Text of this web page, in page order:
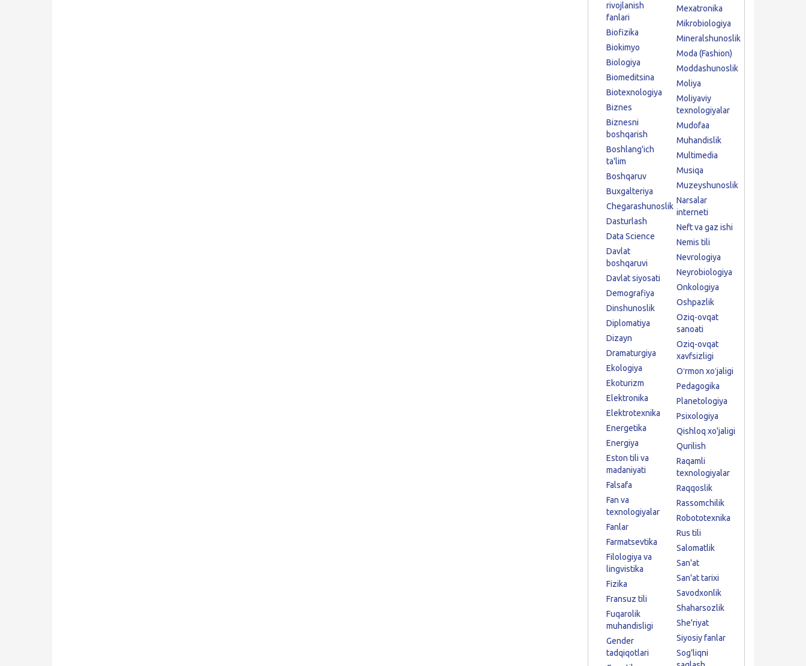
rivojlanish
fanlari
Biofizika
Biokimyo
Biologiya
Biomeditsina
Biotexnologiya
Biznes
Biznesni
boshqarish
Boshlang'ich
ta'lim
Boshqaruv
Buxgalteriya
Chegarashunoslik
Dasturlash
Data Science
Davlat
boshqaruvi
Davlat siyosati
Demografiya
Dinshunoslik
Diplomatiya
Dizayn
Dramaturgiya
Ekologiya
Ekoturizm
Elektronika
Elektrotexnika
Energetika
Energiya
Eston tili va
madaniyati
Falsafa
Fan va
texnologiyalar
Fanlar
Farmatsevtika
Filologiya va
lingvistika
Fizika
Fransuz tili
Fuqarolik
muhandisligi
Gender
tadqiqotlari
Mexatronika
Mikrobiologiya
Mineralshunoslik
Moda (Fashion)
Moddashunoslik
Moliya
Moliyaviy
texnologiyalar
Mudofaa
Muhandislik
Multimedia
Musiqa
Muzeyshunoslik
Narsalar
interneti
Neft va gaz ishi
Nemis tili
Nevrologiya
Neyrobiologiya
Onkologiya
Oshpazlik
Oziq-ovqat
sanoati
Oziq-ovqat
xavfsizligi
Oʻrmon xoʻjaligi
Pedagogika
Planetologiya
Psixologiya
Qishloq xo'jaligi
Qurilish
Raqamli
texnologiyalar
Raqqoslik
Rassomchilik
Robototexnika
Rus tili
Salomatlik
San'at
San'at tarixi
Savodxonlik
Shaharsozlik
She'riyat
Siyosiy fanlar
Sog'liqni